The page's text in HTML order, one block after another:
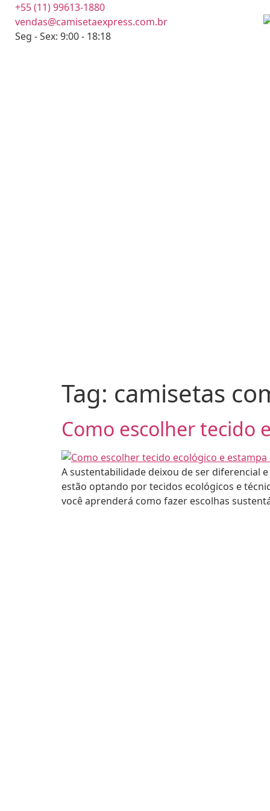
+55 (11) 99613-1880
vendas@camisetaexpress.com.br
Seg - Sex: 9:00 - 18:18
Tag: camisetas
Como escolher tecido
A sustentabilidade deixou de ser diferencial
estão optando por tecidos ecológicos e
você aprenderá como fazer escolhas